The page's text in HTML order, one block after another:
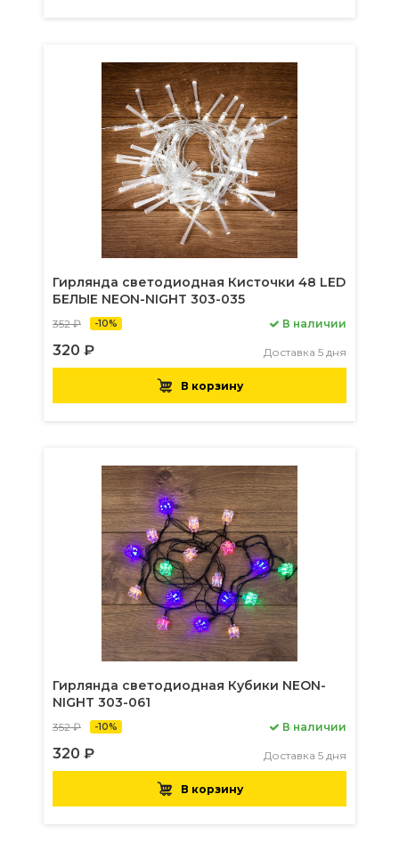
Гирлянда светодиодная Кисточки 48 LED
БЕЛЫЕ NEON-NIGHT 303-035
352 ₽ -10%
320 ₽
В наличии
Доставка 5 дня
В корзину
Гирлянда светодиодная Кубики NEON-
NIGHT 303-061
352 ₽ -10%
320 ₽
В наличии
Доставка 5 дня
В корзину